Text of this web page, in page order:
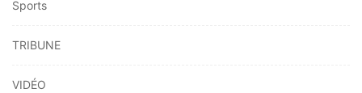
Sports
TRIBUNE
VIDÉO